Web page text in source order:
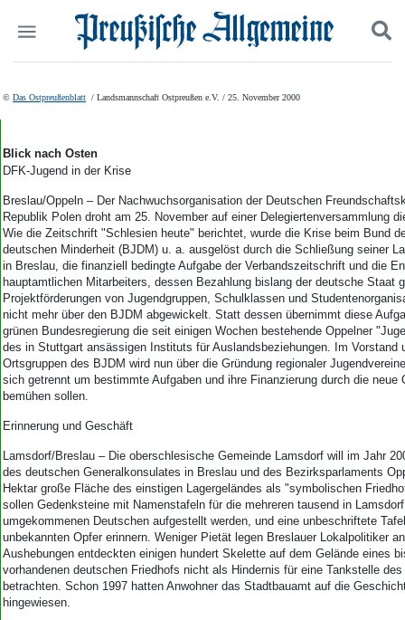
Start
Wer wir sind
Abonnent werden
Abo Prämien
Archiv
Mediadaten
Politik
Leben
Geschichte
Ostpreußen
Pommern
Berlin-Brandenburg
Schlesien
Danzig und Westpreußen
Bücher
Kontakt
Impressum
Datenschutz
Suchen und finden
© Das Ostpreußenblatt / Landsmannschaft Ostpreußen e.V. / 25. November 2000
Blick nach Osten
DFK-Jugend in der Krise
Breslau/Oppeln – Der Nachwuchsorganisation der Deutschen
Republik Polen droht am 25. November auf einer Delegiertenversammlung
Wie die Zeitschrift "Schlesien heute" berichtet, wurde die Krise beim Bund
deutschen Minderheit (BJDM) u. a. ausgelöst durch die Schließung seiner
in Breslau, die finanziell bedingte Aufgabe der Verbandszeitschrift und die
hauptamtlichen Mitarbeiters, dessen Bezahlung bislang der deutsche Staat
Projektförderungen von Jugendgruppen, Schulklassen und
nicht mehr über den BJDM abgewickelt. Statt dessen übernimmt diese
grünen Bundesregierung die seit einigen Wochen bestehende Oppelner
des in Stuttgart ansässigen Instituts für Auslandsbeziehungen. Im Vorstand
Ortsgruppen des BJDM wird nun über die Gründung regionaler
sich getrennt um bestimmte Aufgaben und ihre Finanzierung durch die neue
bemühen sollen.
Erinnerung und Geschäft
Lamsdorf/Breslau – Die oberschlesische Gemeinde Lamsdorf will im Jahr
des deutschen Generalkonsulates in Breslau und des Bezirksparlaments
Hektar große Fläche des einstigen Lagergeländes als "symbolischen
sollen Gedenksteine mit Namenstafeln für die mehreren tausend in
umgekommenen Deutschen aufgestellt werden, und eine unbeschriftete
unbekannten Opfer erinnern. Weniger Pietät legen Breslauer Lokalpolitiker
Aushebungen entdeckten einigen hundert Skelette auf dem Gelände eines
vorhandenen deutschen Friedhofs nicht als Hindernis für eine Tankstelle
betrachten. Schon 1997 hatten Anwohner das Stadtbauamt auf die
hingewiesen.